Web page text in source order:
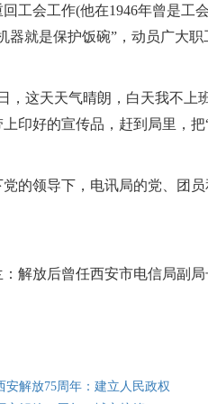
工会工作(他在1946年曾是工
器就是保护饭碗”，动员广大
天天气晴朗，白天我不上班
印好的宣传品，赶到局里，
领导下，电讯局的党、团员
放后曾任西安市电信局副局
安解放75周年：建立人民政权